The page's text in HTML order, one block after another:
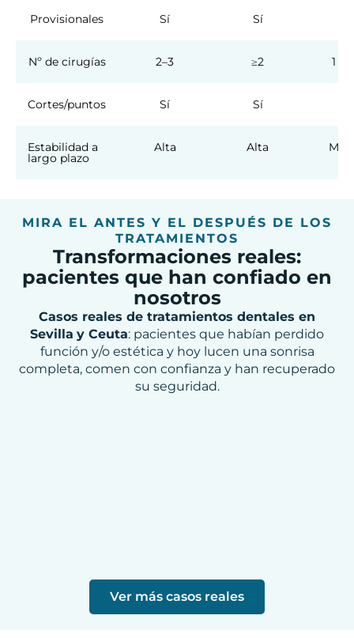
Provisionales Sí Sí
Nº de cirugías 2–3 ≥2 1
Cortes/puntos Sí Sí
Estabilidad a
largo plazo
Alta Alta
MIRA EL ANTES Y EL DESPUÉS DE LOS
TRATAMIENTOS
Transformaciones reales:
pacientes que han confiado en
nosotros
Casos reales de tratamientos dentales en
Sevilla y Ceuta: pacientes que habían perdido
función y/o estética y hoy lucen una sonrisa
completa, comen con confianza y han recuperado
su seguridad.
Ver más casos reales